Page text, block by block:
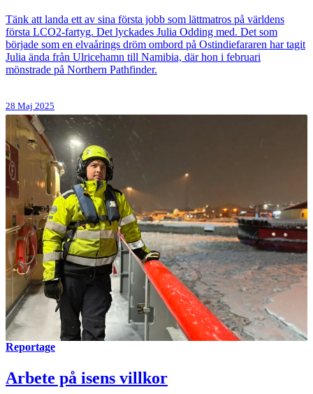
Tänk att landa ett av sina första jobb som lättmatros på världens
första LCO2-fartyg. Det lyckades Julia Odding med. Det som
började som en elvaårings dröm ombord på Ostindiefararen har tagit
Julia ända från Ulricehamn till Namibia, där hon i februari
mönstrade på Northern Pathfinder.
28 Maj 2025
Reportage
Arbete på isens villkor